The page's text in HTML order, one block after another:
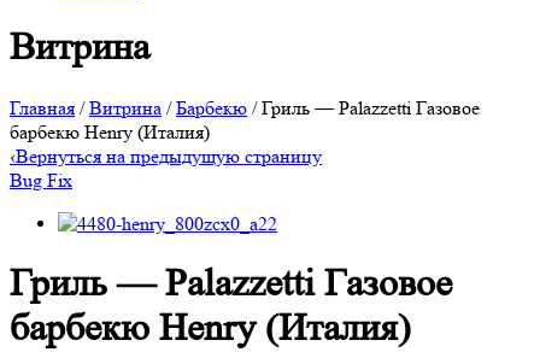
Витрина
Главная /Витрина /Барбекю / Гриль — Palazzetti Газовое
барбекю Henry (Италия)
‹Вернуться на предыдущую страницу
Bug Fix
Гриль — Palazzetti Газовое
барбекю Henry (Италия)